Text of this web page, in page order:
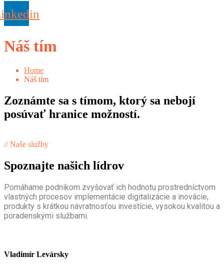
Náš tím
Home
Náš tím
Zoznámte sa s tímom, ktorý sa nebojí
posúvať hranice možností.
// Naše služby
Spoznajte našich lídrov
Pomáhame podnikom zvyšovať ich hodnotu prostredníctvom
vlastných procesov implementácie digitalizácie a inovácie,
produkty s krátkou návratnosťou investície, vysokou kvalitou a
poradenskými službami.
Vladimír Levársky